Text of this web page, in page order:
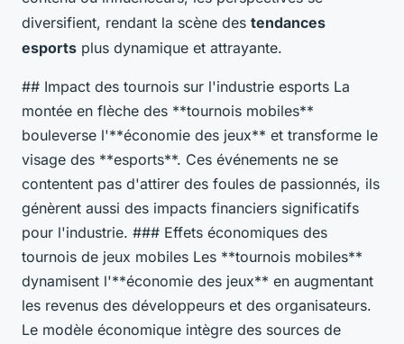
diversifient, rendant la scène des tendances
esports plus dynamique et attrayante.
## Impact des tournois sur l'industrie esports La
montée en flèche des **tournois mobiles**
bouleverse l'**économie des jeux** et transforme le
visage des **esports**. Ces événements ne se
contentent pas d'attirer des foules de passionnés, ils
génèrent aussi des impacts financiers significatifs
pour l'industrie. ### Effets économiques des
tournois de jeux mobiles Les **tournois mobiles**
dynamisent l'**économie des jeux** en augmentant
les revenus des développeurs et des organisateurs.
Le modèle économique intègre des sources de